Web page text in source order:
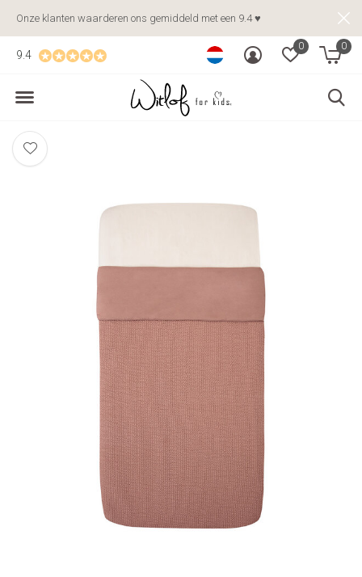
0 0
9.4
Onze klanten waarderen ons gemiddeld met een 9.4 ♥